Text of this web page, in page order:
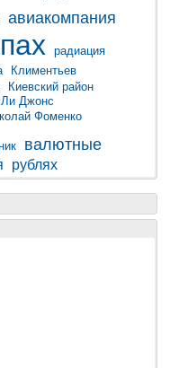
авиакомпания
радиация
Климентьев
Киевский район
Джонс
Фоменко
валютные
рублях